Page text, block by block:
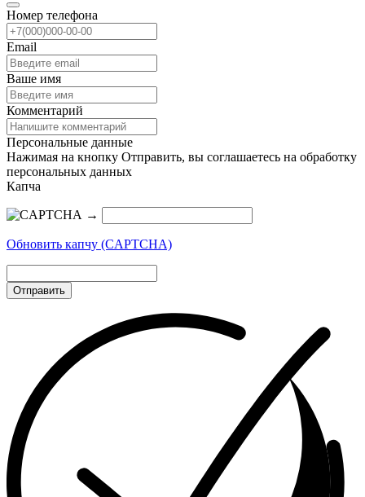
Номер телефона
Email
Ваше имя
Комментарий
Персональные данные
Нажимая на кнопку Отправить, вы соглашаетесь на обработку
персональных данных
Капча
→
Обновить капчу (CAPTCHA)
Отправить